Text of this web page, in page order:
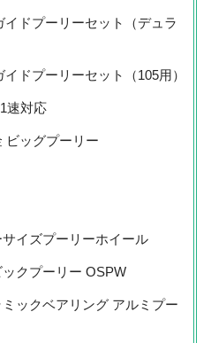
ドプーリーセット（デュラ
ドプーリーセット（105用）
速対応
ビッグプーリー
イズプーリーホイール
クプーリー OSPW
ックベアリング アルミプー